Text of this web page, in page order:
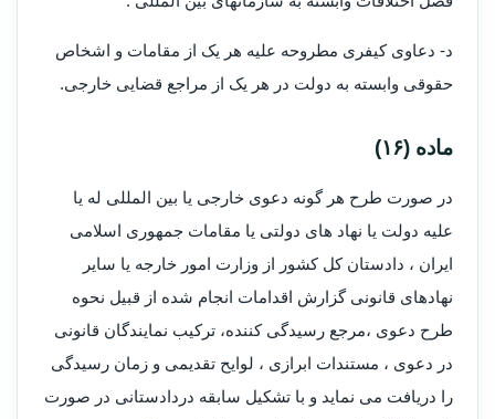
د- دعاوی کیفری مطروحه علیه هر یک از مقامات و اشخاص
حقوقی وابسته به دولت در هر یک از مراجع قضایی خارجی.
ماده (۱۶)
در صورت طرح هر گونه دعوی خارجی یا بین المللی له یا
علیه دولت یا نهاد های دولتی یا مقامات جمهوری اسلامی
ایران ، دادستان کل کشور از وزارت امور خارجه یا سایر
نهادهای قانونی گزارش اقدامات انجام شده از قبیل نحوه
طرح دعوی ،مرجع رسیدگی کننده، ترکیب نمایندگان قانونی
در دعوی ، مستندات ابرازی ، لوایح تقدیمی و زمان رسیدگی
را دریافت می نماید و با تشکیل سابقه دردادستانی در صورت